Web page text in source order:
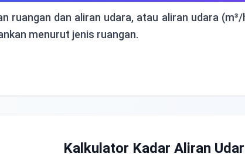
ruangan dan aliran udara, atau aliran udara
menurut jenis ruangan.
Kalkulator Kadar Aliran